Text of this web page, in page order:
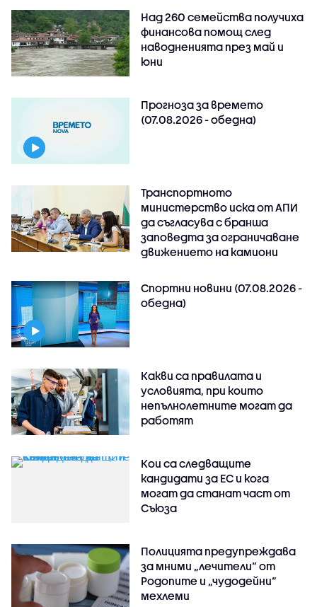
Над 260 семейства получиха
финансова помощ след
наводненията през май и
юни
Прогноза за времето
(07.08.2026 - обедна)
Транспортното
министерство иска от АПИ
да съгласува с бранша
заповедта за ограничаване
движението на камиони
Спортни новини (07.08.2026 -
обедна)
Какви са правилата и
условията, при които
непълнолетните могат да
работят
Кои са следващите
кандидати за ЕС и кога
могат да станат част от
Съюза
Полицията предупреждава
за мними „лечители“ от
Родопите и „чудодейни“
мехлеми